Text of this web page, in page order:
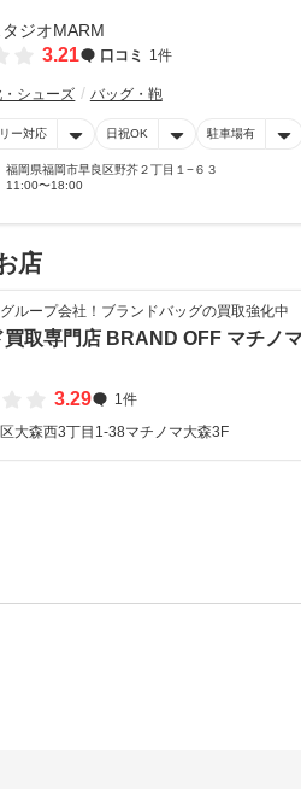
3.21 口コミ 1件
・シューズ バッグ・鞄
ー対応 日祝OK 駐車場有
福岡県福岡市早良区野芥２丁目１−６３
11:00〜18:00
店
ループ会社！ブランドバッグの買取強化中
買取専門店 BRAND OFF マチノ
3.29
1件
大森西3丁目1-38マチノマ大森3F